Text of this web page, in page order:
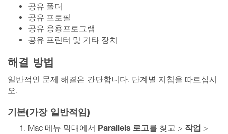
공유 폴더
공유 프로필
공유 응용프로그램
공유 프린터 및 기타 장치
해결 방법
일반적인 문제 해결은 간단합니다. 단계별 지침을 따르십시
오.
기본(가장 일반적임)
Mac 메뉴 막대에서 Parallels 로고를 찾고 > 작업 >